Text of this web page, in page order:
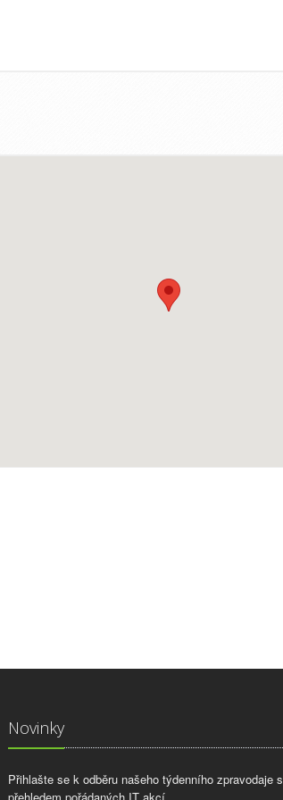
Novinky
Přihlašte se k odběru našeho týdenního zpravodaje s